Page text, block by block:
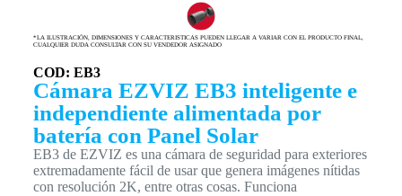
*LA ILUSTRACIÓN, DIMENSIONES Y CARACTERISTICAS PUEDEN LLEGAR A VARIAR CON EL PRODUCTO FINAL,
CUALQUIER DUDA CONSULTAR CON SU VENDEDOR ASIGNADO
COD: EB3
Cámara EZVIZ EB3 inteligente e
independiente alimentada por
batería con Panel Solar
EB3 de EZVIZ es una cámara de seguridad para exteriores
extremadamente fácil de usar que genera imágenes nítidas
con resolución 2K, entre otras cosas. Funciona